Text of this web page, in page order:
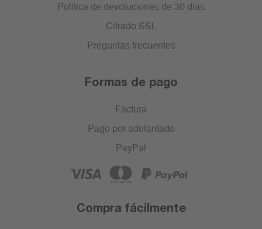
Política de devoluciones de 30 días
Cifrado SSL
Preguntas frecuentes
Formas de pago
Factura
Pago por adelantado
PayPal
Compra fácilmente